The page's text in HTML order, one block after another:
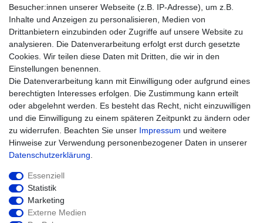
Einkaufen
Zahlungsarten
Versandarten & -kosten
Widerrufsrecht
Warenkorb
Zur Kasse
Hilfe
Besucher:innen unserer Webseite (z.B. IP-Adresse), um z.B.
Inhalte und Anzeigen zu personalisieren, Medien von
Drittanbietern einzubinden oder Zugriffe auf unsere Website zu
analysieren. Die Datenverarbeitung erfolgt erst durch gesetzte
Cookies. Wir teilen diese Daten mit Dritten, die wir in den
Einstellungen benennen.
Die Datenverarbeitung kann mit Einwilligung oder aufgrund eines
berechtigten Interesses erfolgen. Die Zustimmung kann erteilt
oder abgelehnt werden. Es besteht das Recht, nicht einzuwilligen
und die Einwilligung zu einem späteren Zeitpunkt zu ändern oder
zu widerrufen. Beachten Sie unser Impressum und weitere
Hinweise zur Verwendung personenbezogener Daten in unserer
Daten­schutz­erklärung
Essenziell
Statistik
Marketing
Externe Medien